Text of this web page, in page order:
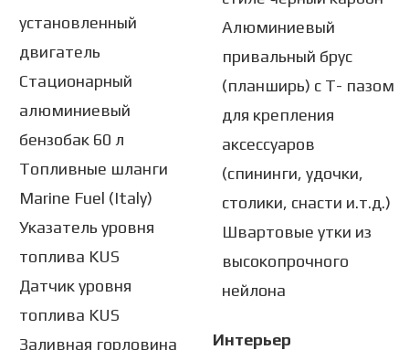
установленный
двигатель
Стационарный
алюминиевый
бензобак 60 л
Топливные шланги
Marine Fuel (Italy)
Указатель уровня
топлива KUS
Датчик уровня
топлива KUS
Заливная горловина
Алюминиевый
привальный брус
(планширь) с Т- пазом
для крепления
аксессуаров
(спининги, удочки,
столики, снасти и.т.д.)
Швартовые утки из
высокопрочного
нейлона
Интерьер